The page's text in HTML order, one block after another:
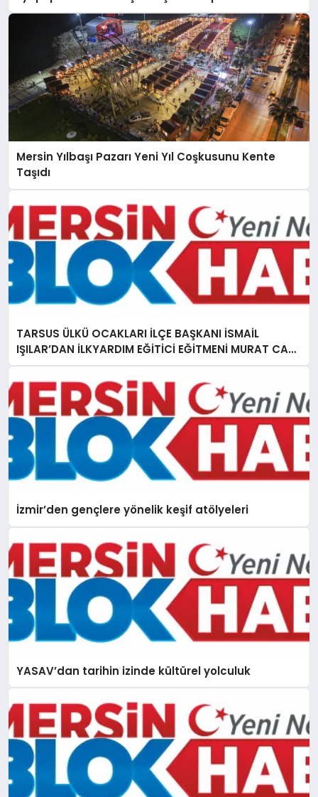
Mersin Yılbaşı Pazarı Yeni Yıl Coşkusunu Kente
Taşıdı
TARSUS ÜLKÜ OCAKLARI İLÇE BAŞKANI İSMAİL
IŞILAR’DAN İLKYARDIM EĞİTİCİ EĞİTMENİ MURAT CAN
FİDAN’A ZİYARET
İzmir’den gençlere yönelik keşif atölyeleri
YASAV’dan tarihin izinde kültürel yolculuk